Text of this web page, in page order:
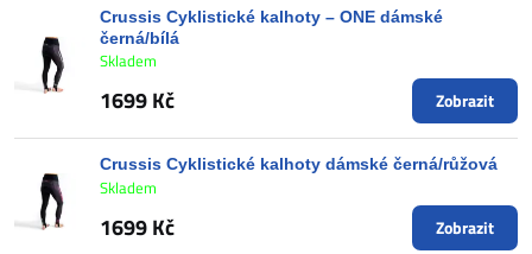
Crussis Cyklistické kalhoty – ONE dámské
černá/bílá
Skladem
1699 Kč Zobrazit
Crussis Cyklistické kalhoty dámské černá/růžová
Skladem
1699 Kč Zobrazit